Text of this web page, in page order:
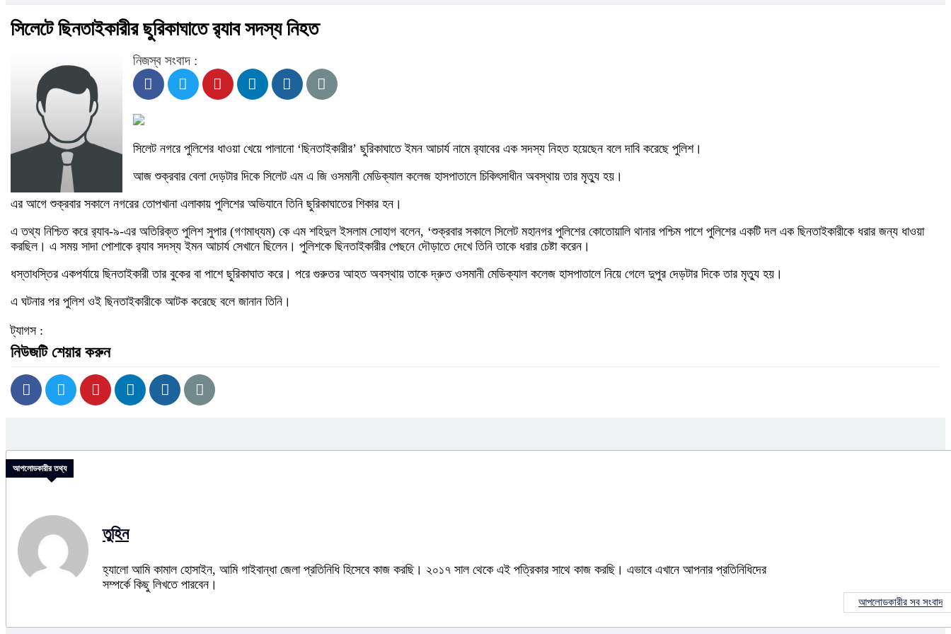
সিলেটে ছিনতাইকারীর ছুরিকাঘাতে র‌্যাব সদস্য নিহত
নিজস্ব সংবাদ :
সিলেট নগরে পুলিশের ধাওয়া খেয়ে পালানো ‘ছিনতাইকারীর’ ছুরিকাঘাতে ইমন আচার্য নামে র‌্যাবের এক সদস্য নিহত হয়েছেন বলে দাবি করেছে পুলিশ।
আজ শুক্রবার বেলা দেড়টার দিকে সিলেট এম এ জি ওসমানী মেডিক্যাল কলেজ হাসপাতালে চিকিৎসাধীন অবস্থায় তার মৃত্যু হয়।
এর আগে শুক্রবার সকালে নগরের তোপখানা এলাকায় পুলিশের অভিযানে তিনি ছুরিকাঘাতের শিকার হন।
এ তথ্য নিশ্চিত করে র‌্যাব-৯-এর অতিরিক্ত পুলিশ সুপার (গণমাধ্যম) কে এম শহিদুল ইসলাম সোহাগ বলেন, ‘শুক্রবার সকালে সিলেট মহানগর পুলিশের কোতোয়ালি থানার পশ্চিম পাশে পুলিশের একটি দল এক ছিনতাইকারীকে ধরার জন্য ধাওয়া
করছিল। এ সময় সাদা পোশাকে র‌্যাব সদস্য ইমন আচার্য সেখানে ছিলেন। পুলিশকে ছিনতাইকারীর পেছনে দৌড়াতে দেখে তিনি তাকে ধরার চেষ্টা করেন।
ধস্তাধস্তির একপর্যায়ে ছিনতাইকারী তার বুকের বা পাশে ছুরিকাঘাত করে। পরে গুরুতর আহত অবস্থায় তাকে দ্রুত ওসমানী মেডিক্যাল কলেজ হাসপাতালে নিয়ে গেলে দুপুর দেড়টার দিকে তার মৃত্যু হয়।
এ ঘটনার পর পুলিশ ওই ছিনতাইকারীকে আটক করেছে বলে জানান তিনি।
ট্যাগস :
নিউজটি শেয়ার করুন
আপলোডকারীর তথ্য
তুহিন
হ্যালো আমি কামাল হোসাইন, আমি গাইবান্ধা জেলা প্রতিনিধি হিসেবে কাজ করছি। ২০১৭ সাল থেকে এই পত্রিকার সাথে কাজ করছি। এভাবে এখানে আপনার প্রতিনিধিদের
সম্পর্কে কিছু লিখতে পারবেন।
আপলোডকারীর সব সংবাদ